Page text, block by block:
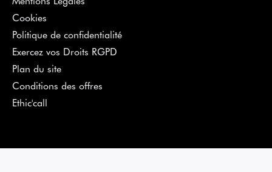
Cookies
Politique de confidentialité
Exercez vos Droits RGPD
Plan du site
Conditions des offres
Ethic'call